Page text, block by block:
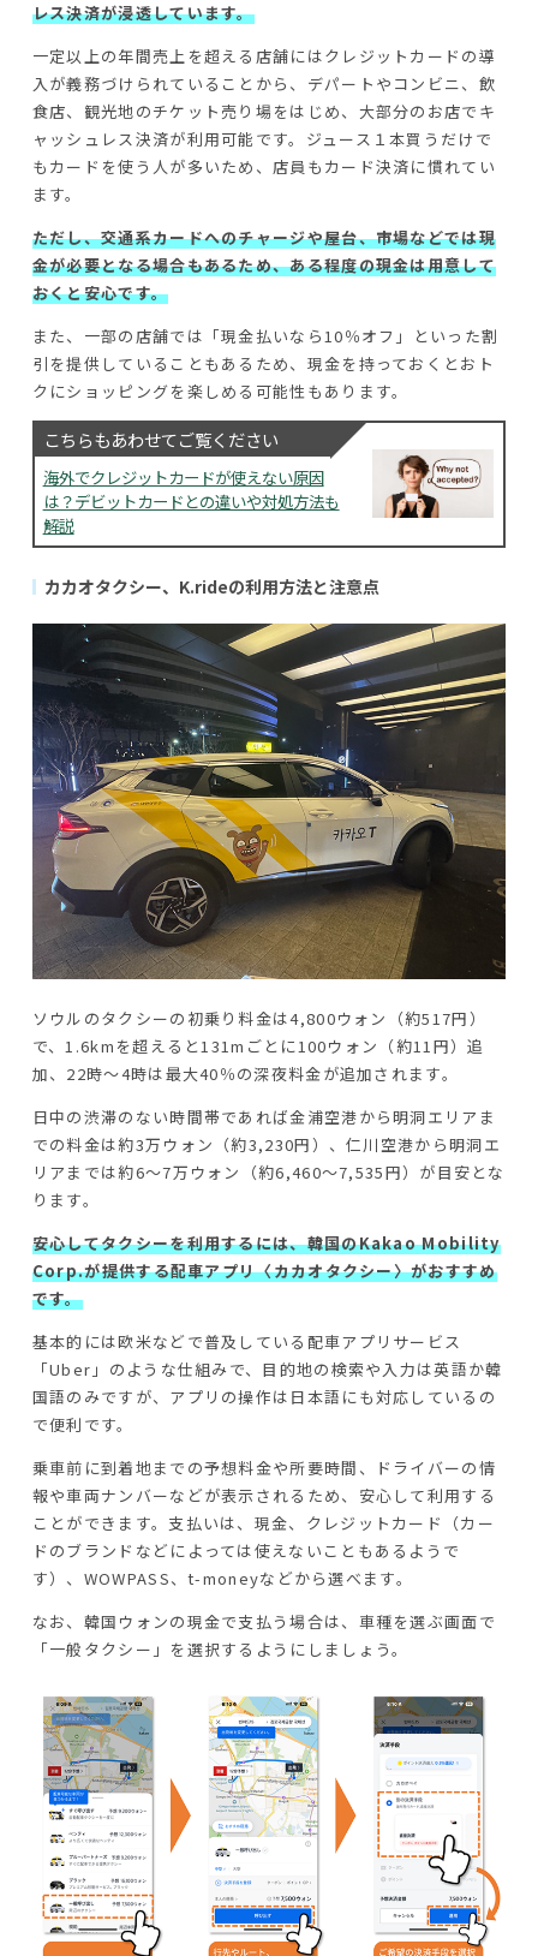
レス決済が浸透しています。
一定以上の年間売上を超える店舗にはクレジットカードの導
入が義務づけられていることから、デパートやコンビニ、飲
食店、観光地のチケット売り場をはじめ、大部分のお店でキ
ャッシュレス決済が利用可能です。ジュース１本買うだけで
もカードを使う人が多いため、店員もカード決済に慣れてい
ます。
ただし、交通系カードへのチャージや屋台、市場などでは現
金が必要となる場合もあるため、ある程度の現金は用意して
おくと安心です。
また、一部の店舗では「現金払いなら10％オフ」といった割
引を提供していることもあるため、現金を持っておくとおト
クにショッピングを楽しめる可能性もあります。
こちらもあわせてご覧ください
海外でクレジットカードが使えない原因
は？デビットカードとの違いや対処方法も
解説
カカオタクシー、K.rideの利用方法と注意点
ソウルのタクシーの初乗り料金は4,800ウォン（約517円）
で、1.6kmを超えると131mごとに100ウォン（約11円）追
加、22時～4時は最大40％の深夜料金が追加されます。
日中の渋滞のない時間帯であれば金浦空港から明洞エリアま
での料金は約3万ウォン（約3,230円）、仁川空港から明洞エ
リアまでは約6～7万ウォン（約6,460～7,535円）が目安とな
ります。
安心してタクシーを利用するには、韓国のKakao Mobility
Corp.が提供する配車アプリ〈カカオタクシー〉がおすすめ
です。
基本的には欧米などで普及している配車アプリサービス
「Uber」のような仕組みで、目的地の検索や入力は英語か韓
国語のみですが、アプリの操作は日本語にも対応しているの
で便利です。
乗車前に到着地までの予想料金や所要時間、ドライバーの情
報や車両ナンバーなどが表示されるため、安心して利用する
ことができます。支払いは、現金、クレジットカード（カー
ドのブランドなどによっては使えないこともあるようで
す）、WOWPASS、t-moneyなどから選べます。
なお、韓国ウォンの現金で支払う場合は、車種を選ぶ画面で
「一般タクシー」を選択するようにしましょう。